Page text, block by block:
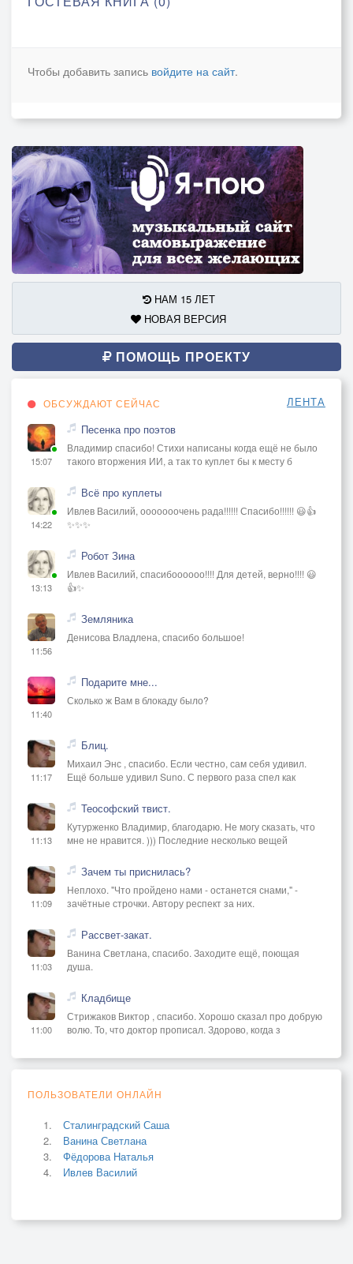
Чтобы добавить запись войдите на сайт.
НАМ 15 ЛЕТ
НОВАЯ ВЕРСИЯ
ПОМОЩЬ ПРОЕКТУ
ОБСУЖДАЮТ СЕЙЧАС ЛЕНТА
15:07
Песенка про поэтов
Владимир спасибо! Стихи написаны когда ещё не было
такого вторжения ИИ, а так то куплет бы к месту б
14:22
Всё про куплеты
Ивлев Василий, ооооооочень рада!!!!!! Спасибо!!!!!! 😃👍
✨✨✨
13:13
Робот Зина
Ивлев Василий, спасибоооооо!!!! Для детей, верно!!!! 😃
👍✨
11:56
Земляника
Денисова Владлена, спасибо большое!
11:40
Подарите мне...
Сколько ж Вам в блокаду было?
11:17
Блиц.
Михаил Энс , спасибо. Если честно, сам себя удивил.
Ещё больше удивил Suno. С первого раза спел как
11:13
Теософский твист.
Кутурженко Владимир, благодарю. Не могу сказать, что
мне не нравится. ))) Последние несколько вещей
11:09
Зачем ты приснилась?
Неплохо. "Что пройдено нами - останется снами," -
зачётные строчки. Автору респект за них.
11:03
Рассвет-закат.
Ванина Светлана, спасибо. Заходите ещё, поющая
душа.
11:00
Кладбище
Стрижаков Виктор , спасибо. Хорошо сказал про добрую
волю. То, что доктор прописал. Здорово, когда з
ПОЛЬЗОВАТЕЛИ ОНЛАЙН
Сталинградский Саша
Ванина Светлана
Фёдорова Наталья
Ивлев Василий